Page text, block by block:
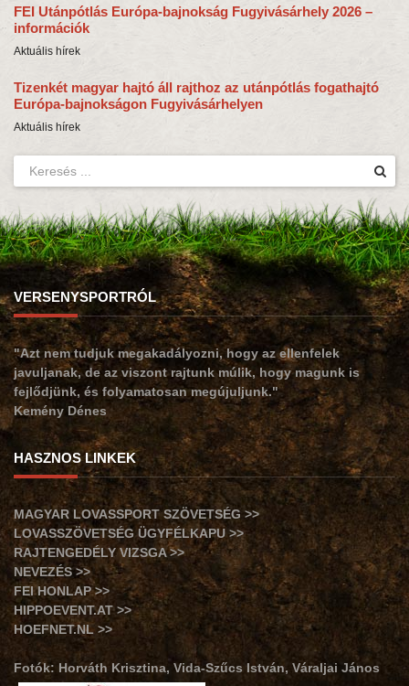
FEI Utánpótlás Európa-bajnokság Fugyivásárhely 2026 –
információk
Aktuális hírek
Tizenkét magyar hajtó áll rajthoz az utánpótlás fogathajtó
Európa-bajnokságon Fugyivásárhelyen
Aktuális hírek
VERSENYSPORTRÓL
"Azt nem tudjuk megakadályozni, hogy az ellenfelek
javuljanak, de az viszont rajtunk múlik, hogy magunk is
fejlődjünk, és folyamatosan megújuljunk."
Kemény Dénes
HASZNOS LINKEK
MAGYAR LOVASSPORT SZÖVETSÉG >>
LOVASSZÖVETSÉG ÜGYFÉLKAPU >>
RAJTENGEDÉLY VIZSGA >>
NEVEZÉS >>
FEI HONLAP >>
HIPPOEVENT.AT >>
HOEFNET.NL >>
Fotók: Horváth Krisztina, Vida-Szűcs István, Váraljai János